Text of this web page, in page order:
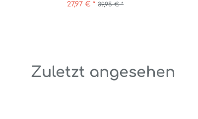
27,97 € * 39,95 € *
Zuletzt angesehen